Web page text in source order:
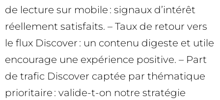
de lecture sur mobile : signaux d’intérêt
réellement satisfaits. – Taux de retour vers
le flux Discover : un contenu digeste et utile
encourage une expérience positive. – Part
de trafic Discover captée par thématique
prioritaire : valide-t-on notre stratégie